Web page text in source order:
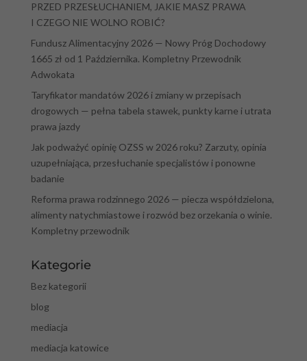
PRZED PRZESŁUCHANIEM, JAKIE MASZ PRAWA
I CZEGO NIE WOLNO ROBIĆ?
Fundusz Alimentacyjny 2026 — Nowy Próg Dochodowy
1665 zł od 1 Października. Kompletny Przewodnik
Adwokata
Taryfikator mandatów 2026 i zmiany w przepisach
drogowych — pełna tabela stawek, punkty karne i utrata
prawa jazdy
Jak podważyć opinię OZSS w 2026 roku? Zarzuty, opinia
uzupełniająca, przesłuchanie specjalistów i ponowne
badanie
Reforma prawa rodzinnego 2026 — piecza współdzielona,
alimenty natychmiastowe i rozwód bez orzekania o winie.
Kompletny przewodnik
Kategorie
Bez kategorii
blog
mediacja
mediacja katowice